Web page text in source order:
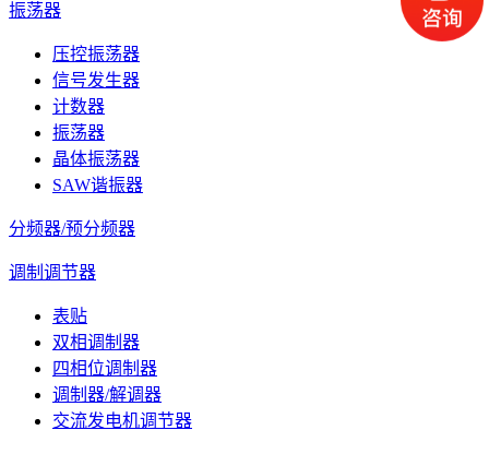
振荡器
压控振荡器
信号发生器
计数器
振荡器
晶体振荡器
SAW谐振器
分频器/预分频器
调制调节器
表贴
双相调制器
四相位调制器
调制器/解调器
交流发电机调节器